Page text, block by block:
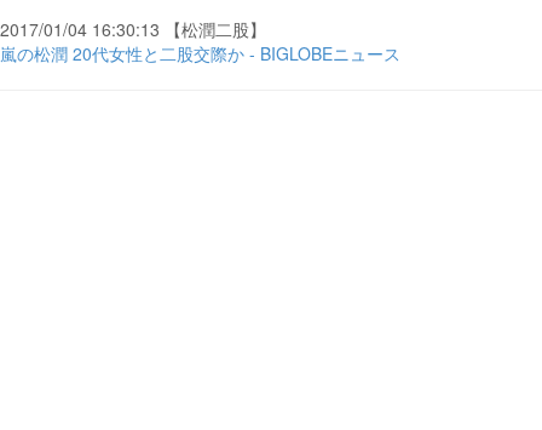
2017/01/04 16:30:13 【松潤二股】
嵐の松潤 20代女性と二股交際か - BIGLOBEニュース